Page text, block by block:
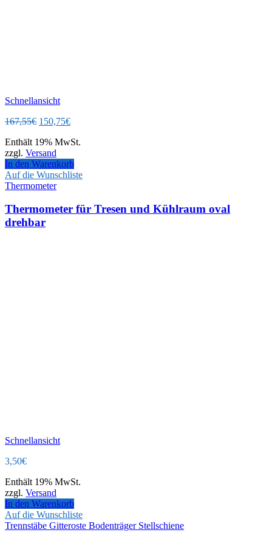
Schnellansicht
167,55€ Ursprünglicher
war:
167,55€
150,75€Aktueller
ist:
Enthält 19% MwSt.
zzgl. Versand
In den Warenkorb
Auf die Wunschliste
Thermometer
Thermometer für Tresen und Kühlraum oval
drehbar
Schnellansicht
3,50€
Enthält 19% MwSt.
zzgl. Versand
In den Warenkorb
Auf die Wunschliste
Trennstäbe Gitteroste Bodenträger Stellschiene